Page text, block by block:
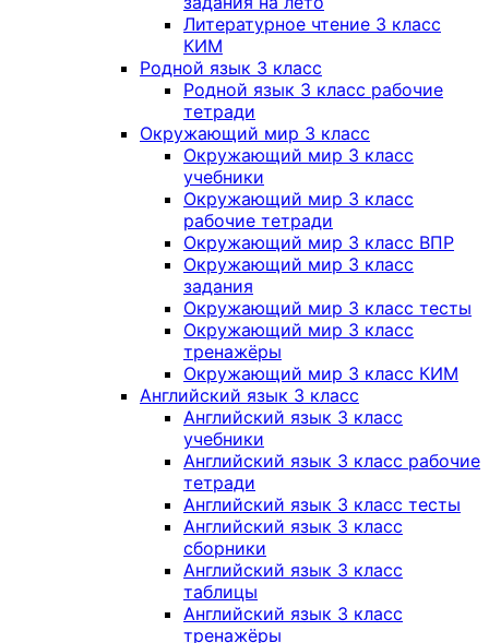
Литературное чтение 3 класс
КИМ
Родной язык 3 класс
Родной язык 3 класс рабочие
тетради
Окружающий мир 3 класс
Окружающий мир 3 класс
учебники
Окружающий мир 3 класс
рабочие тетради
Окружающий мир 3 класс ВПР
Окружающий мир 3 класс
задания
Окружающий мир 3 класс тесты
Окружающий мир 3 класс
тренажёры
Окружающий мир 3 класс КИМ
Английский язык 3 класс
Английский язык 3 класс
учебники
Английский язык 3 класс рабочие
тетради
Английский язык 3 класс тесты
Английский язык 3 класс
сборники
Английский язык 3 класс
таблицы
Английский язык 3 класс
тренажёры